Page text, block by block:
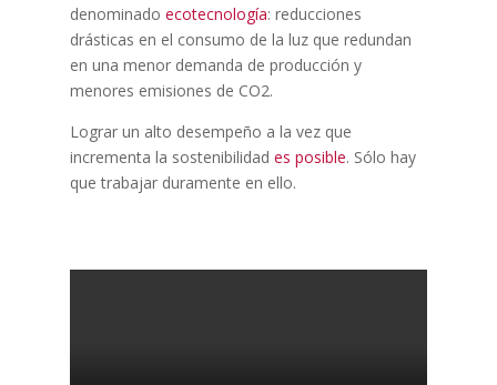
denominado ecotecnología: reducciones
drásticas en el consumo de la luz que redundan
en una menor demanda de producción y
menores emisiones de CO2.
Lograr un alto desempeño a la vez que
incrementa la sostenibilidad es posible. Sólo hay
que trabajar duramente en ello.